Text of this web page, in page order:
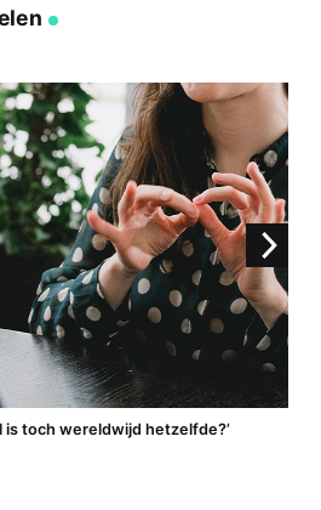
is toch wereldwijd hetzelfde?’